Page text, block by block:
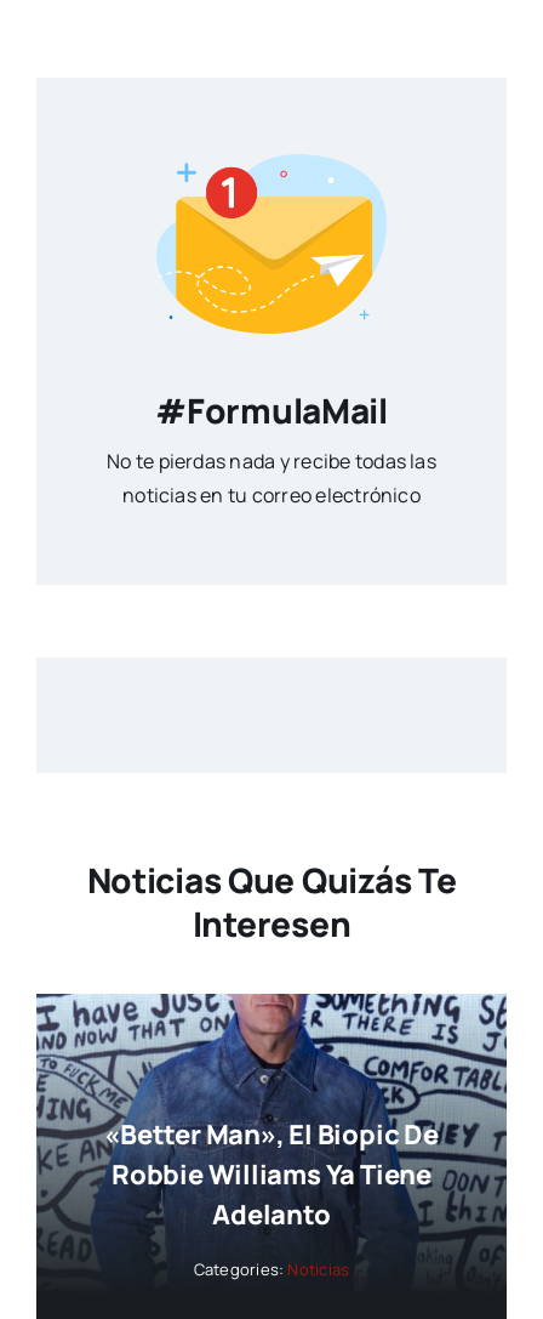
#FormulaMail
No te pierdas nada y recibe todas las
noticias en tu correo electrónico
Noticias Que Quizás Te
Interesen
«Better Man», El Biopic De
Robbie Williams Ya Tiene
Adelanto
Categories: Noticias